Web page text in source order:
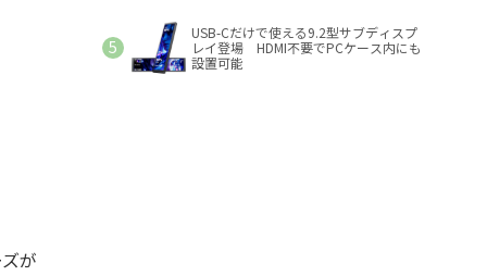
が
USB-Cだけで使える9.2型サブディスプ
レイ登場 HDMI不要でPCケース内にも
設置可能